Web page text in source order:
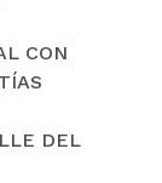
CON
DEL